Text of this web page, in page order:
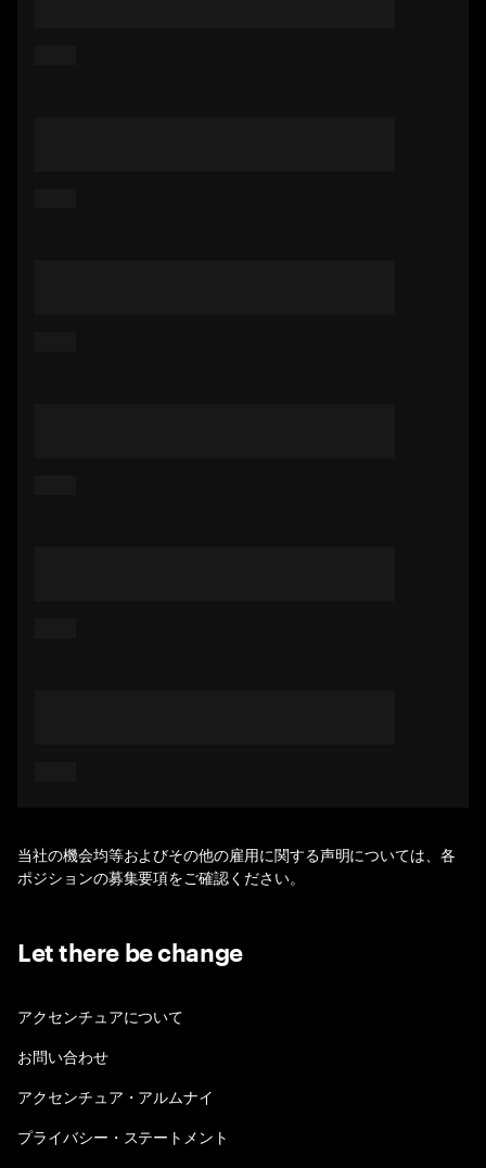
当社の機会均等およびその他の雇用に関する声明については、各
ポジションの募集要項をご確認ください。
Let there be change
アクセンチュアについて
お問い合わせ
アクセンチュア・アルムナイ
プライバシー・ステートメント